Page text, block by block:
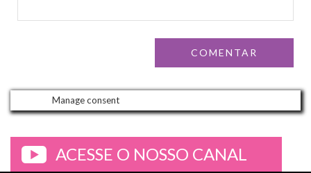
Manage consent
ACESSE O NOSSO CANAL